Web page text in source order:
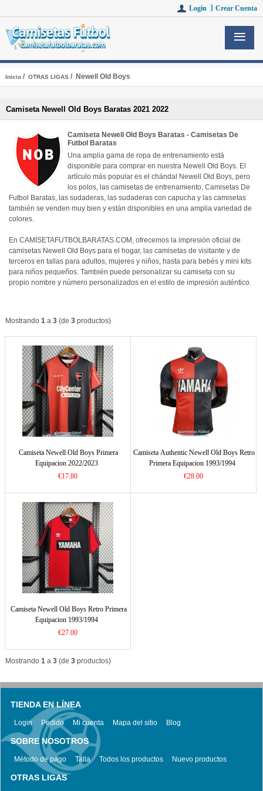
Login 丨 Crear Cuenta
Inicio/ OTRAS LIGAS/ Newell Old Boys
Camiseta Newell Old Boys Baratas 2021 2022
Camiseta Newell Old Boys Baratas - Camisetas De
Futbol Baratas
Una amplia gama de ropa de entrenamiento está
disponible para comprar en nuestra Newell Old Boys. El
artículo más popular es el chándal Newell Old Boys, pero
los polos, las camisetas de entrenamiento, Camisetas De
Futbol Baratas, las sudaderas, las sudaderas con capucha y las camisetas
también se venden muy bien y están disponibles en una amplia variedad de
colores.
En CAMISETAFUTBOLBARATAS.COM, ofrecemos la impresión oficial de
camisetas Newell Old Boys para el hogar, las camisetas de visitante y de
terceros en tallas para adultos, mujeres y niños, hasta para bebés y mini kits
para niños pequeños. También puede personalizar su camiseta con su
propio nombre y número personalizados en el estilo de impresión auténtico.
Mostrando 1a 3(de 3productos)
Camiseta Newell Old Boys Primera
Equipacion 2022/2023
€17.80
Camiseta Authentic Newell Old Boys Retro
Primera Equipacion 1993/1994
€28.00
Camiseta Newell Old Boys Retro Primera
Equipacion 1993/1994
€27.00
Mostrando 1a 3(de 3productos)
TIENDA EN LÍNEA
Login Pedido Mi cuenta Mapa del sitio Blog
SOBRE NOSOTROS
Método de pago Talla Todos los productos Nuevo productos
OTRAS LIGAS